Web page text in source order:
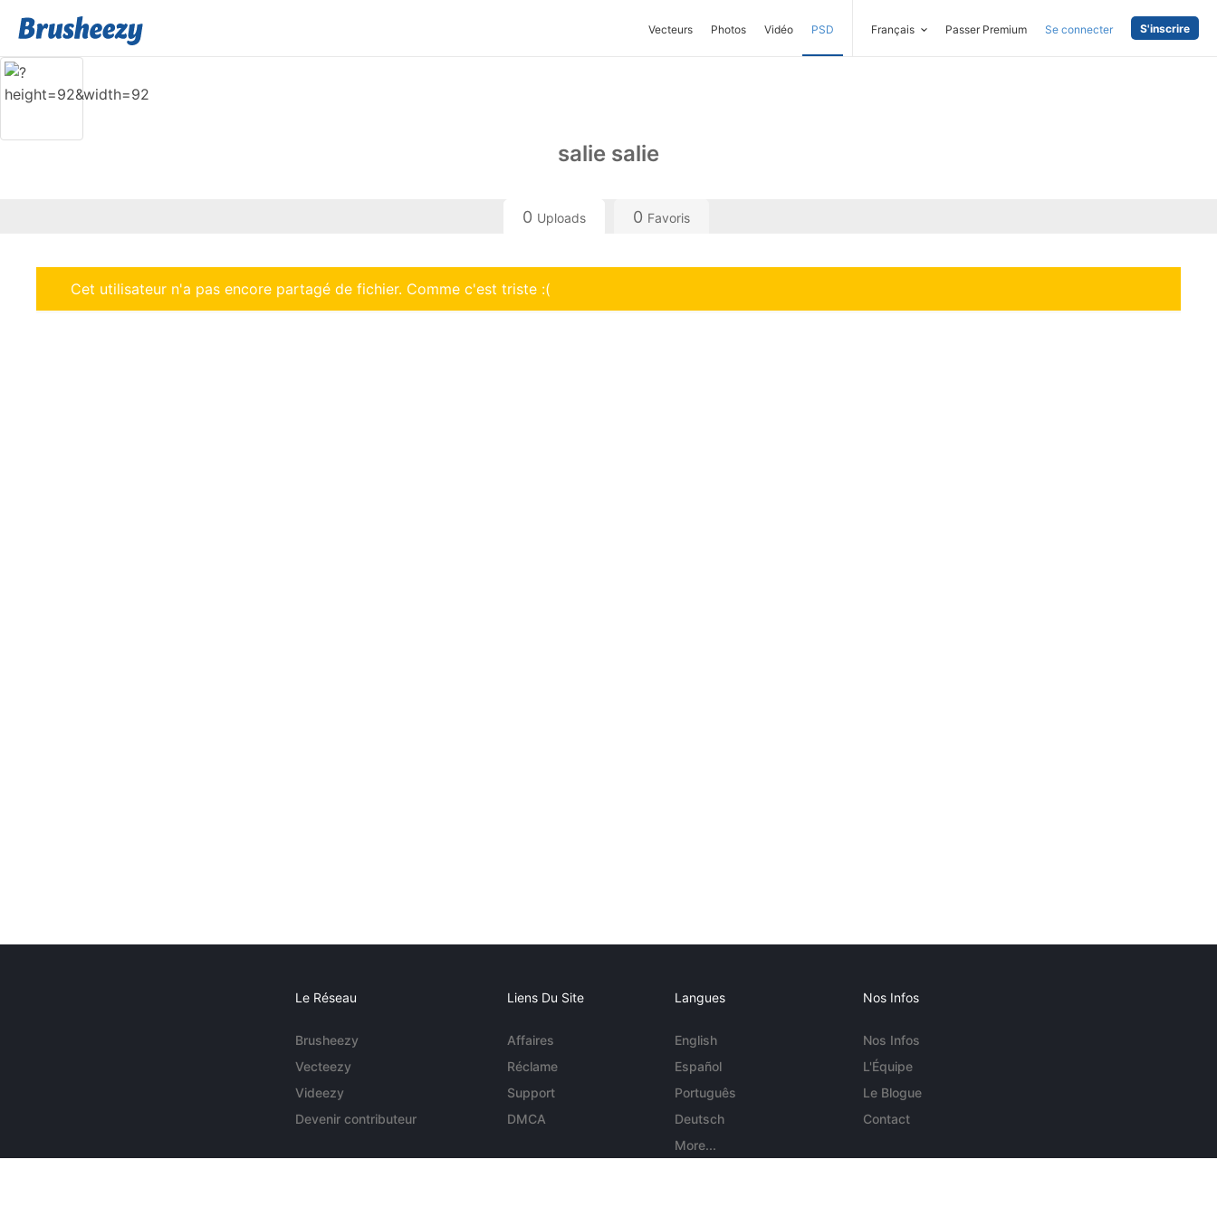
Vecteurs Photos Vidéo PSD Français Passer Premium Se connecter S'inscrire
salie salie
0 Uploads 0 Favoris
Cet utilisateur n'a pas encore partagé de fichier. Comme c'est triste :(
Le Réseau
Brusheezy
Vecteezy
Videezy
Devenir contributeur
Liens Du Site
Affaires
Réclame
Support
DMCA
Langues
English
Español
Português
Deutsch
More...
Nos Infos
Nos Infos
L'Équipe
Le Blogue
Contact